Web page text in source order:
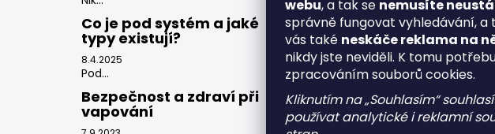
webu, a tak se nemusíte
správně fungovat vyhledávání, a
vás také neskáče reklama na
nikdy jste neviděli. K tomu
zpracováním souborů cookies.
Kliknutím na „Souhlasím“
používat analytické i reklamní
Co je pod systém a jaké
typy existují?
8.4.2025
Pod...
Bezpečnost a zdraví při
vapování